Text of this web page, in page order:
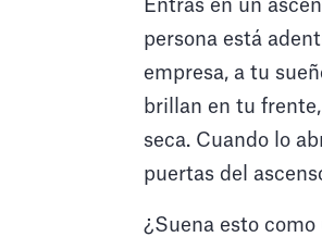
Entras en un
persona está
empresa, a tu
brillan en tu
seca. Cuando lo
puertas del
¿Suena esto